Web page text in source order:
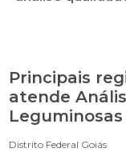
Principais
atende
Distrito Federal Goiás